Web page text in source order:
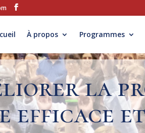
À propos Programmes
la
efficace